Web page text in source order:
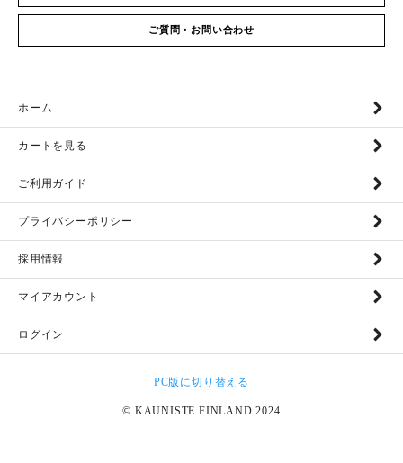
ご質問・お問い合わせ
ホーム
カートを見る
ご利用ガイド
プライバシーポリシー
採用情報
マイアカウント
ログイン
PC版に切り替える
© KAUNISTE FINLAND 2024